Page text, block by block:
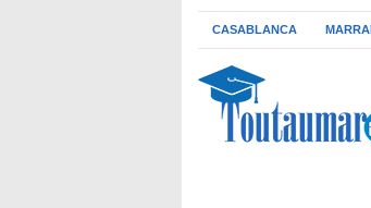
CASABLANCA